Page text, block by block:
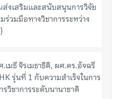
งเสริมและสนับสนุนการวิจัย
วมมือทางวิชาการระหว่าง
มธี จิรเมธาธิติ, ผศ.ดร.อัจฉรี
รุ่นที่ 1 กับความสำเร็จในการ
วิชาการระดับนานาชาติ